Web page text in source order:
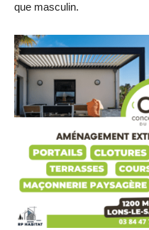
que masculin.